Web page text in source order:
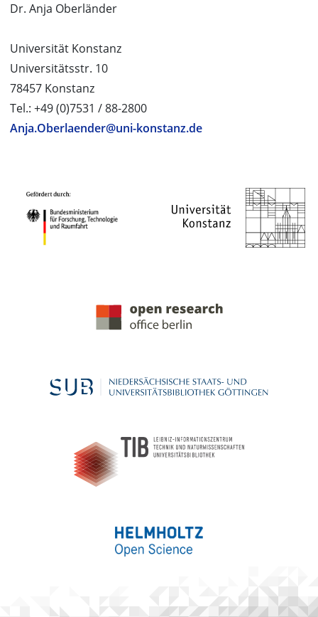
Dr. Anja Oberländer
Universität Konstanz
Universitätsstr. 10
78457 Konstanz
Tel.: +49 (0)7531 / 88-2800
Anja.Oberlaender@uni-konstanz.de